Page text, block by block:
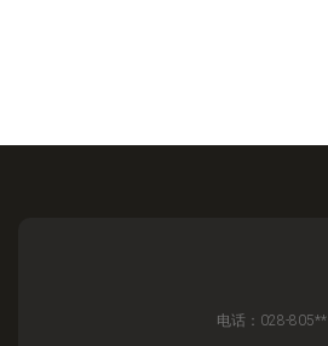
电话：028-805**